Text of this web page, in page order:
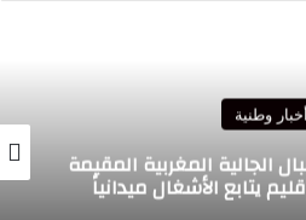
أخبار وطنية
قانوني جديد…إصدار أكاديمي
“القانون الدولي الخاص
بالمغرب